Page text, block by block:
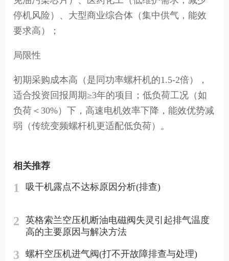
停机风险）、大型商业综合体（集中供气，能效
要求高）；
局限性
初期采购成本高（是同功率螺杆机的1.5-2倍），
适合投资回报周期≥3年的项目；低负荷工况（如
负荷＜30%）下，高速电机效率下降，能效优势减
弱（传统变频螺杆机更适配低负荷）。
相关推荐
1 吸干机露点不达标原因分析(排查)
2
英格索兰空压机断油电磁阀失灵引起排气温度
高的主要原因与解决方法
3 螺杆空压机进气阀(打不开故障排查与处理)